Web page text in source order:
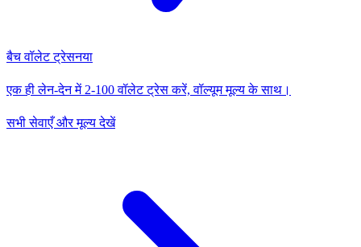
बैच वॉलेट ट्रेसनया
एक ही लेन-देन में 2-100 वॉलेट ट्रेस करें, वॉल्यूम मूल्य के साथ।
सभी सेवाएँ और मूल्य देखें